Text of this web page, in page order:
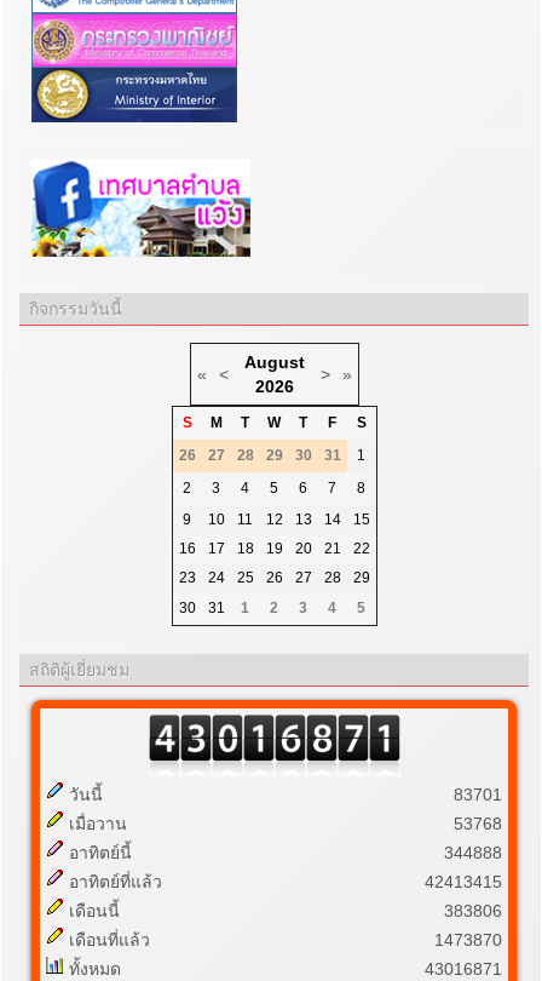
กิจกรรมวันนี้
« <
August
2026
> »
S M T W T F
S
26
27 28 29 30 31
1
2
3 4 5 6 7
8
9
10 11 12 13 14
15
16
17 18 19 20 21
22
23
24 25 26 27 28
29
30
31 1 2 3 4 5
สถิติผู้เยี่ยมชม
วันนี้
เมื่อวาน
อาทิตย์นี้
อาทิตย์ที่แล้ว
เดือนนี้
เดือนที่แล้ว
ทั้งหมด
83701
53768
344888
42413415
383806
1473870
43016871